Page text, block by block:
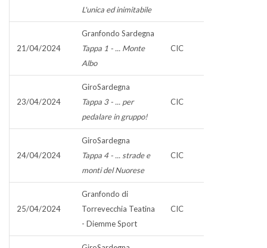
L'unica ed inimitabile
21/04/2024
Granfondo Sardegna
Tappa 1 - ... Monte
Albo
CIC
23/04/2024
GiroSardegna
Tappa 3 - ... per
pedalare in gruppo!
CIC
24/04/2024
GiroSardegna
Tappa 4 - ... strade e
monti del Nuorese
CIC
25/04/2024
Granfondo di
Torrevecchia Teatina
- Diemme Sport
CIC